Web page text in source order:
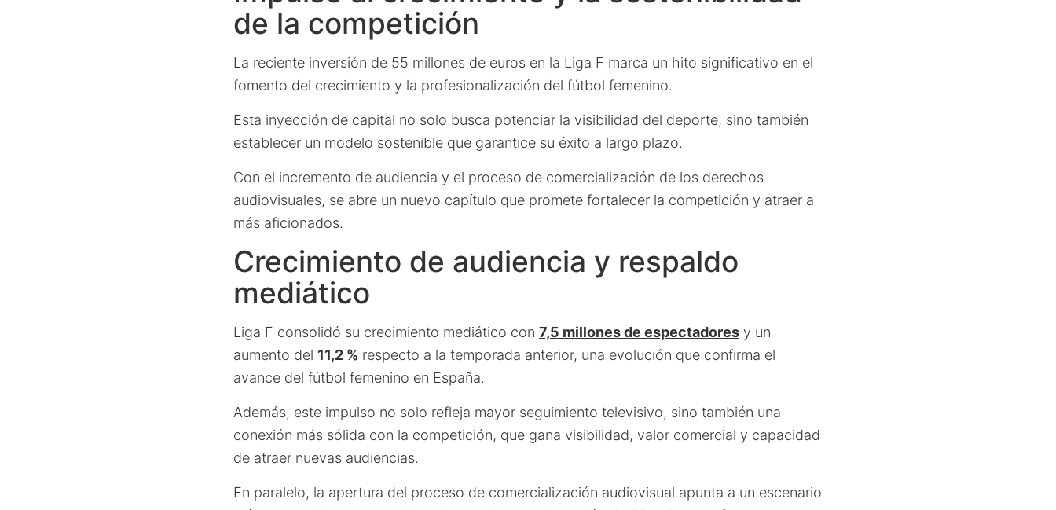
de la competición
La reciente inversión de 55 millones de euros en la Liga F marca un hito significativo en el
fomento del crecimiento y la profesionalización del fútbol femenino.
Esta inyección de capital no solo busca potenciar la visibilidad del deporte, sino también
establecer un modelo sostenible que garantice su éxito a largo plazo.
Con el incremento de audiencia y el proceso de comercialización de los derechos
audiovisuales, se abre un nuevo capítulo que promete fortalecer la competición y atraer a
más aficionados.
Crecimiento de audiencia y respaldo
mediático
Liga F consolidó su crecimiento mediático con 7,5 millones de espectadores y un
aumento del 11,2 % respecto a la temporada anterior, una evolución que confirma el
avance del fútbol femenino en España.
Además, este impulso no solo refleja mayor seguimiento televisivo, sino también una
conexión más sólida con la competición, que gana visibilidad, valor comercial y capacidad
de atraer nuevas audiencias.
En paralelo, la apertura del proceso de comercialización audiovisual apunta a un escenario